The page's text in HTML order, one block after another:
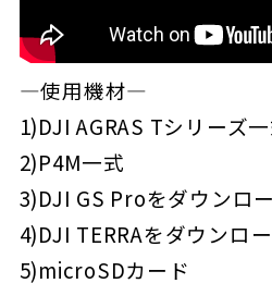
―使用機材―
1)DJI AGRAS Tシリーズ
2)P4M一式
3)DJI GS Proをダウンロ
4)DJI TERRAをダウンロ
5)microSDカード